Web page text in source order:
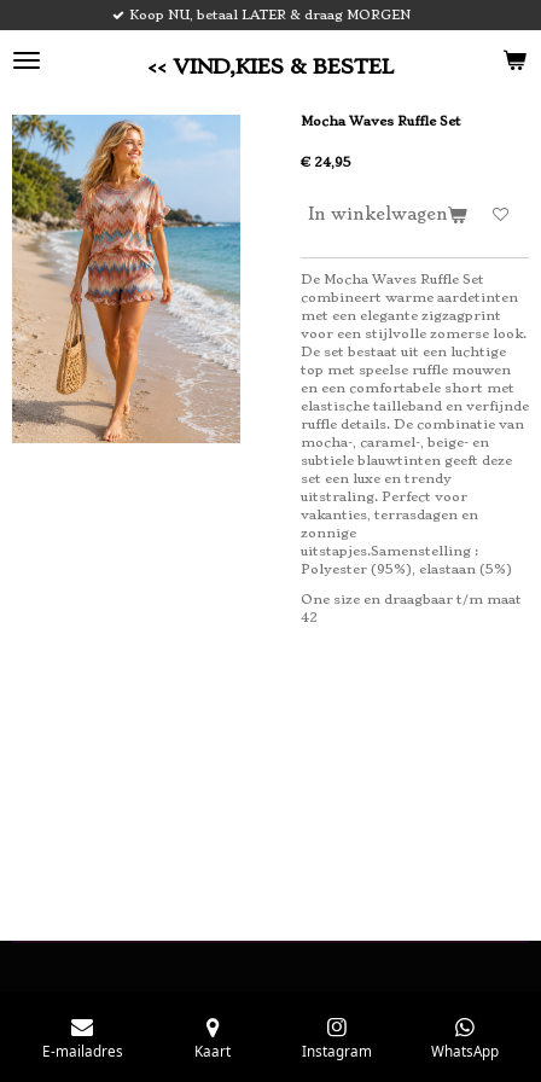
naar
<< VIND,KIES & BESTEL
NU, betaal LATER & draag MORGEN
Mocha Waves Ruffle Set
€ 24,95
In winkelwagen
De Mocha Waves Ruffle Set
combineert warme aardetinten
met een elegante zigzagprint
voor een stijlvolle zomerse look.
De set bestaat uit een luchtige
top met speelse ruffle mouwen
en een comfortabele short met
elastische tailleband en verfijnde
ruffle details. De combinatie van
mocha-, caramel-, beige- en
subtiele blauwtinten geeft deze
set een luxe en trendy
uitstraling. Perfect voor
vakanties, terrasdagen en
zonnige
uitstapjes.Samenstelling :
Polyester (95%), elastaan ​​(5%)
One size en draagbaar t/m maat
42
E-mailadres Kaart Instagram WhatsApp